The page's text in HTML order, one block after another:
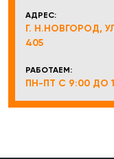
АДРЕС:
Г. Н.НОВГОРОД,
405
РАБОТАЕМ:
ПН-ПТ С 9:00 ДО